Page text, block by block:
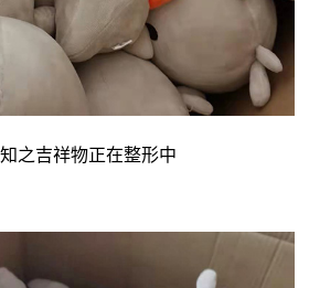
之吉祥物正在整形中